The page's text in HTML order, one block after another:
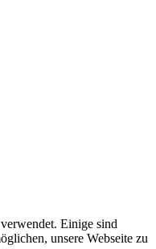
Einige sind
unsere Webseite zu